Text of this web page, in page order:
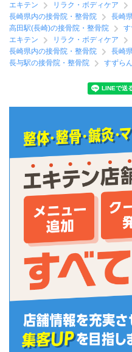
エキテン
リラク・ボディケア
長崎県内の接骨院・整骨院
長崎
高田駅(長崎)の接骨院・整骨院
エキテン
リラク・ボディケア
長崎県内の接骨院・整骨院
長崎
長与駅の接骨院・整骨院
すずら